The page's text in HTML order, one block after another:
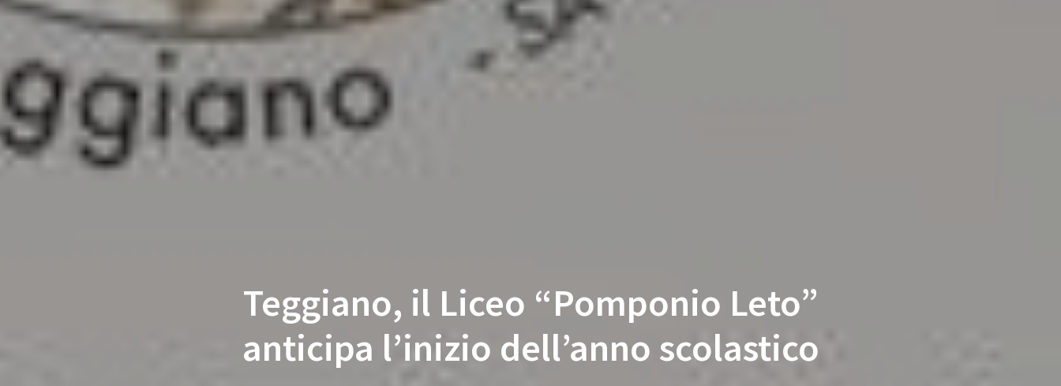
Teggiano, il Liceo “Pomponio Leto”
anticipa l’inizio dell’anno scolastico